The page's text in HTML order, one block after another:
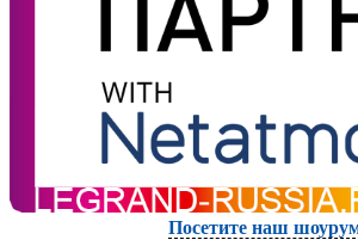
Посетите наш